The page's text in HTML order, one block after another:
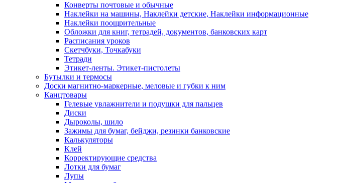
Конверты почтовые и обычные
Наклейки на машины, Наклейки детские, Наклейки информационные
Наклейки поощрительные
Обложки для книг, тетрадей, документов, банковских карт
Расписания уроков
Скетчбуки, Точкабуки
Тетради
Этикет-ленты. Этикет-пистолеты
Бутылки и термосы
Доски магнитно-маркерные, меловые и губки к ним
Канцтовары
Гелевые увлажнители и подушки для пальцев
Диски
Дыроколы, шило
Зажимы для бумаг, бейджи, резинки банковские
Калькуляторы
Клей
Корректирующие средства
Лотки для бумаг
Лупы